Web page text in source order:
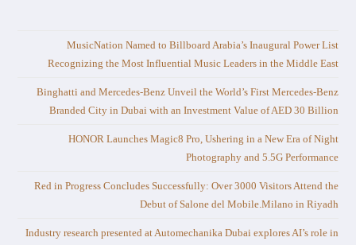
MusicNation Named to Billboard Arabia’s Inaugural Power List
Recognizing the Most Influential Music Leaders in the Middle East
Binghatti and Mercedes-Benz Unveil the World’s First Mercedes-Benz
Branded City in Dubai with an Investment Value of AED 30 Billion
HONOR Launches Magic8 Pro, Ushering in a New Era of Night
Photography and 5.5G Performance
Red in Progress Concludes Successfully: Over 3000 Visitors Attend the
Debut of Salone del Mobile.Milano in Riyadh
Industry research presented at Automechanika Dubai explores AI’s role in